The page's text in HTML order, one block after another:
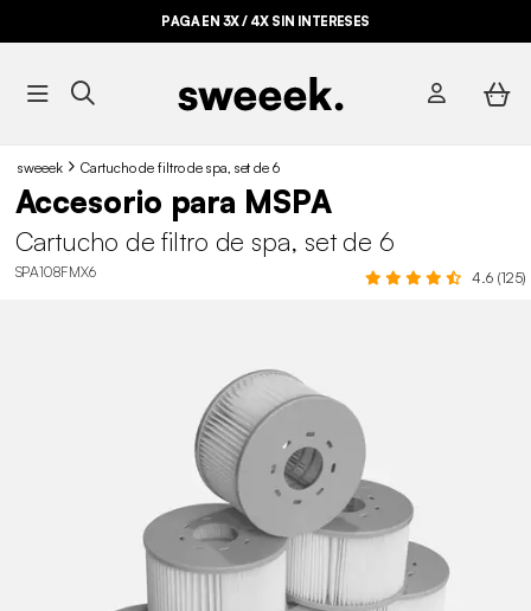
PAGA EN 3X / 4X SIN INTERESES
sweeek Cartucho de filtro de spa, set de 6
Accesorio para MSPA
Cartucho de filtro de spa, set de 6
SPA108FMX6 4.6 (125)